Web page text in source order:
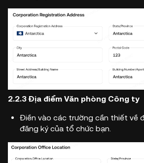
2.2.3Địa điểm Văn phòng Công ty
Điền vào các trường cần thiết về
đăng ký của tổ chức bạn.